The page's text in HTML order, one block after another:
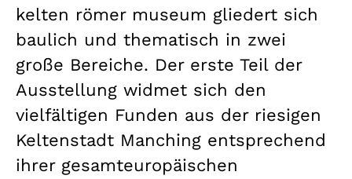
kelten römer museum gliedert sich
baulich und thematisch in zwei
große Bereiche. Der erste Teil der
Ausstellung widmet sich den
vielfältigen Funden aus der riesigen
Keltenstadt Manching entsprechend
ihrer gesamteuropäischen